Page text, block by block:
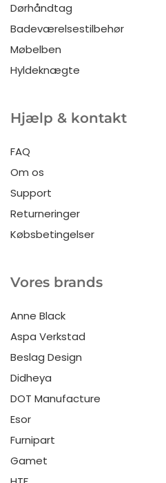
Dørhåndtag
Badeværelsestilbehør
Møbelben
Hyldeknægte
Hjælp & kontakt
FAQ
Om os
Support
Returneringer
Købsbetingelser
Vores brands
Anne Black
Aspa Verkstad
Beslag Design
Didheya
DOT Manufacture
Esor
Furnipart
Gamet